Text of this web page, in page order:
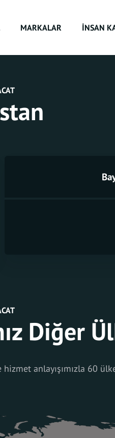
MARKALAR İNSAN
Diğer
anlayışımızla 60